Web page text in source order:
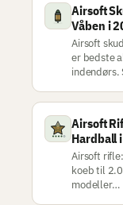
Airsoft
Våben i
Airsoft
er bedste
indendørs.
Airsoft
Hardball
Airsoft
koeb til
modeller…